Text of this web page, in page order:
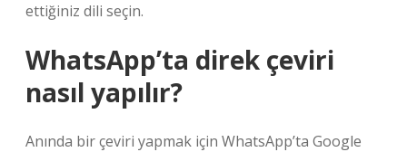
ettiğiniz dili seçin.
WhatsApp’ta direk çeviri
nasıl yapılır?
Anında bir çeviri yapmak için WhatsApp’ta Google